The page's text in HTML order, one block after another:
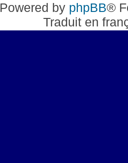
Powered by phpBB®
Traduit en